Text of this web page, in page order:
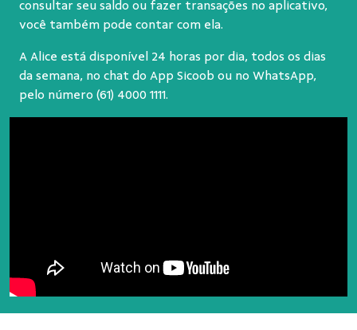
consultar seu saldo ou fazer transações no aplicativo,
você também pode contar com ela.
A Alice está disponível 24 horas por dia, todos os dias
da semana, no chat do App Sicoob ou no WhatsApp,
pelo número (61) 4000 1111.